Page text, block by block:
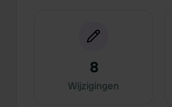
8
Wijzigingen